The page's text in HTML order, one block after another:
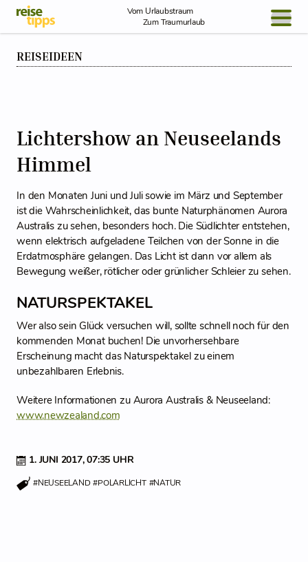
Skip to Content
Vom Urlaubstraum
Zum Traumurlaub
REISEIDEEN
1. JUNI 2017,07:35 UHR
#NEUSEELAND #POLARLICHT #NATUR
Lichtershow an Neuseelands
Himmel
In den Monaten Juni und Juli sowie im März und September
ist die Wahrscheinlichkeit, das bunte Naturphänomen Aurora
Australis zu sehen, besonders hoch. Die Südlichter entstehen,
wenn elektrisch aufgeladene Teilchen von der Sonne in die
Erdatmosphäre gelangen. Das Licht ist dann vor allem als
Bewegung weißer, rötlicher oder grünlicher Schleier zu sehen.
NATURSPEKTAKEL
Wer also sein Glück versuchen will, sollte schnell noch für den
kommenden Monat buchen! Die unvorhersehbare
Erscheinung macht das Naturspektakel zu einem
unbezahlbaren Erlebnis.
Weitere Informationen zu Aurora Australis & Neuseeland:
www.newzealand.com